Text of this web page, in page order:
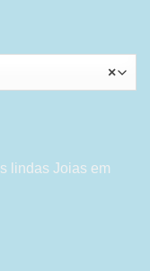
×
lindas Joias em